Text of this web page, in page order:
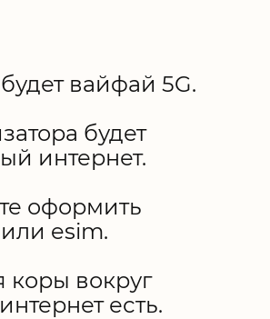
вайфай 5G.
будет
интернет.
оформить
esim.
коры вокруг
есть.